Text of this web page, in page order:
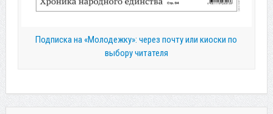
Подписка на «Молодежку»: через почту или киоски по
выбору читателя